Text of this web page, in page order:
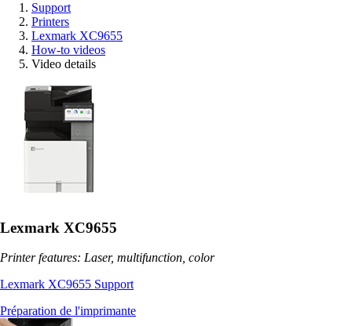
Support
Printers
Lexmark XC9655
How-to videos
Video details
Lexmark XC9655
Printer features: Laser, multifunction, color
Lexmark XC9655 Support
Préparation de l'imprimante